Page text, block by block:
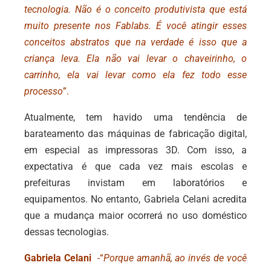
tecnologia. Não é o conceito produtivista que está
muito presente nos Fablabs. É você atingir esses
conceitos abstratos que na verdade é isso que a
criança leva. Ela não vai levar o chaveirinho, o
carrinho, ela vai levar como ela fez todo esse
processo”.
Atualmente, tem havido uma tendência de
barateamento das máquinas de fabricação digital,
em especial as impressoras 3D. Com isso, a
expectativa é que cada vez mais escolas e
prefeituras invistam em laboratórios e
equipamentos. No entanto, Gabriela Celani acredita
que a mudança maior ocorrerá no uso doméstico
dessas tecnologias.
Gabriela Celani-“Porque amanhã, ao invés de você